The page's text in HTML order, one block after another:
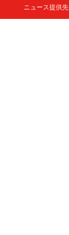
ニュース提供先